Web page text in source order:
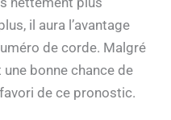
il aura l’avantage
de corde. Malgré
bonne chance de
de ce pronostic.